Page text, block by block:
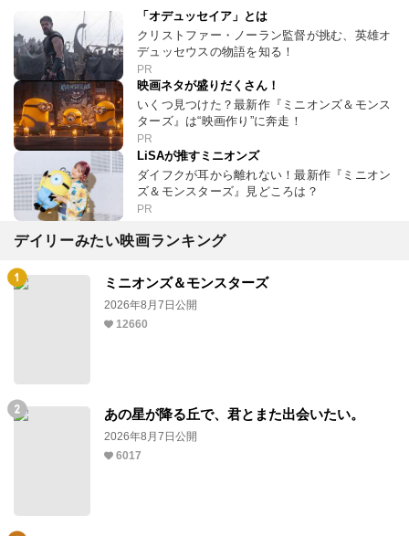
「オデュッセイア」とは
クリストファー・ノーラン監督が挑む、英雄オ
デュッセウスの物語を知る！
PR
映画ネタが盛りだくさん！
いくつ見つけた？最新作『ミニオンズ＆モンス
ターズ』は“映画作り”に奔走！
PR
LiSAが推すミニオンズ
ダイフクが耳から離れない！最新作『ミニオン
ズ＆モンスターズ』見どころは？
PR
デイリーみたい映画ランキング
ミニオンズ＆モンスターズ
2026年8月7日公開
12660
あの星が降る丘で、君とまた出会いたい。
2026年8月7日公開
6017